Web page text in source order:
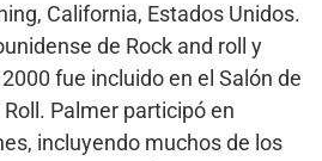
California, Estados Unidos.
de Rock and roll y
fue incluido en el Salón de
Roll. Palmer participó en
incluyendo muchos de los